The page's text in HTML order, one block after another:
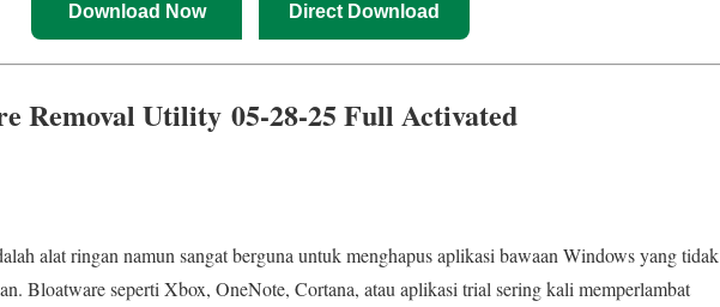
Download Now Direct Download
Removal Utility 05-28-25 Full Activated
alat ringan namun sangat berguna untuk menghapus aplikasi bawaan Windows yang tidak
Bloatware seperti Xbox, OneNote, Cortana, atau aplikasi trial sering kali memperlambat